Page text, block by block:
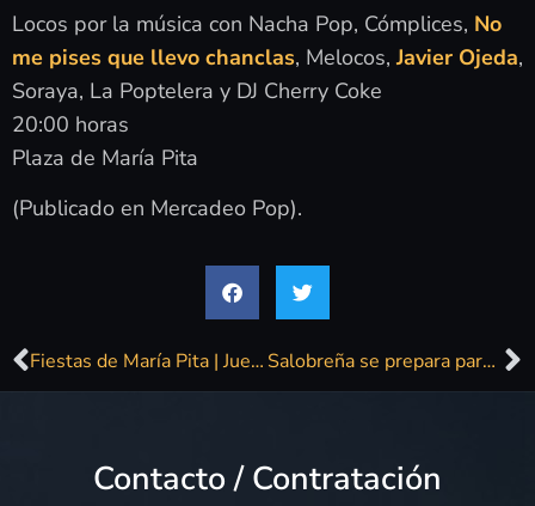
Locos por la música con Nacha Pop, Cómplices, No
me pises que llevo chanclas, Melocos,Javier Ojeda,
Soraya, La Poptelera y DJ Cherry Coke
20:00 horas
Plaza de María Pita
(Publicado en Mercadeo Pop).
Fiestas de María Pita | Jueves 14 de agosto Salobreña se prepara para unas noches inolvidables con Tropicalia Summer Music
Contacto / Contratación